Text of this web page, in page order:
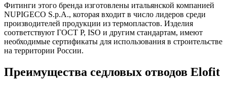
Фитинги этого бренда изготовлены итальянской компанией
NUPIGECO S.p.A., которая входит в число лидеров среди
производителей продукции из термопластов. Изделия
соответствуют ГОСТ Р, ISO и другим стандартам, имеют
необходимые сертификаты для использования в строительстве
на территории России.
Преимущества седловых отводов Elofit